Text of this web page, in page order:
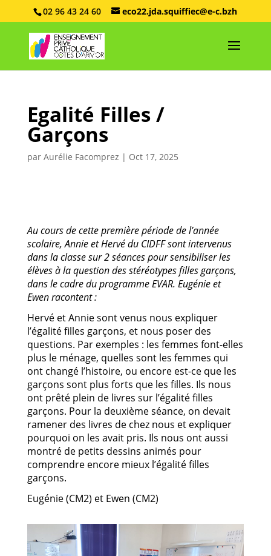
02 96 43 24 60 eco22.jda.squiffiec@e-c.bzh
Egalité Filles /
Garçons
par Aurélie Facomprez | Oct 17, 2025
Au cours de cette première période de l’année
scolaire, Annie et Hervé du CIDFF sont intervenus
dans la classe sur 2 séances pour sensibiliser les
élèves à la question des stéréotypes filles garçons,
dans le cadre du programme EVAR. Eugénie et
Ewen racontent :
Hervé et Annie sont venus nous expliquer
l’égalité filles garçons, et nous poser des
questions. Par exemples : les femmes font-elles
plus le ménage, quelles sont les femmes qui
ont changé l’histoire, ou encore est-ce que les
garçons sont plus forts que les filles. Ils nous
ont prêté plein de livres sur l’égalité filles
garçons. Pour la deuxième séance, on devait
ramener des livres de chez nous et expliquer
pourquoi on les avait pris. Ils nous ont aussi
montré de petits dessins animés pour
comprendre encore mieux l’égalité filles
garçons.
Eugénie (CM2) et Ewen (CM2)